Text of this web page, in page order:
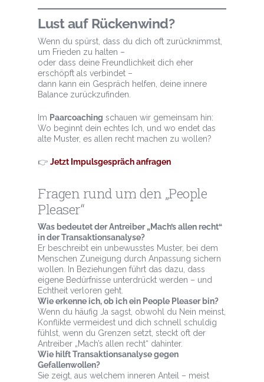
Lust auf Rückenwind?
Wenn du spürst, dass du dich oft zurücknimmst,
um Frieden zu halten –
oder dass deine Freundlichkeit dich eher
erschöpft als verbindet –
dann kann ein Gespräch helfen, deine innere
Balance zurückzufinden.
Im Paarcoaching schauen wir gemeinsam hin:
Wo beginnt dein echtes Ich, und wo endet das
alte Muster, es allen recht machen zu wollen?
👉 Jetzt Impulsgespräch anfragen
Fragen rund um den „People
Pleaser“
Was bedeutet der Antreiber „Mach’s allen recht“
in der Transaktionsanalyse?
Er beschreibt ein unbewusstes Muster, bei dem
Menschen Zuneigung durch Anpassung sichern
wollen. In Beziehungen führt das dazu, dass
eigene Bedürfnisse unterdrückt werden – und
Echtheit verloren geht.
Wie erkenne ich, ob ich ein People Pleaser bin?
Wenn du häufig Ja sagst, obwohl du Nein meinst,
Konflikte vermeidest und dich schnell schuldig
fühlst, wenn du Grenzen setzt, steckt oft der
Antreiber „Mach’s allen recht“ dahinter.
Wie hilft Transaktionsanalyse gegen
Gefallenwollen?
Sie zeigt, aus welchem inneren Anteil – meist